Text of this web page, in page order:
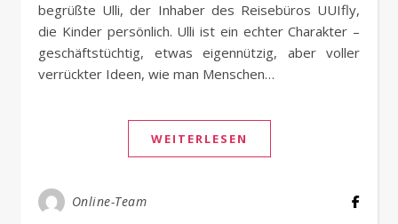
begrüßte Ulli, der Inhaber des Reisebüros UUIfly,
die Kinder persönlich. Ulli ist ein echter Charakter –
geschäftstüchtig, etwas eigennützig, aber voller
verrückter Ideen, wie man Menschen…
WEITERLESEN
Online-Team